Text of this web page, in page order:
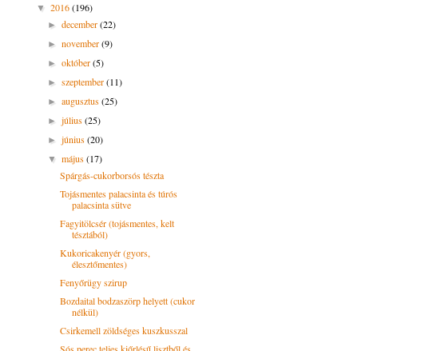
▼ 2016(196)
►december(22)
►november(9)
►október(5)
►szeptember(11)
►augusztus(25)
►július(25)
►június(20)
▼május(17)
Spárgás-cukorborsós tészta
Tojásmentes palacsinta és túrós
palacsinta sütve
Fagyitölcsér (tojásmentes, kelt
tésztából)
Kukoricakenyér (gyors,
élesztőmentes)
Fenyőrügy szirup
Bozdaital bodzaszörp helyett (cukor
nélkül)
Csirkemell zöldséges kuszkusszal